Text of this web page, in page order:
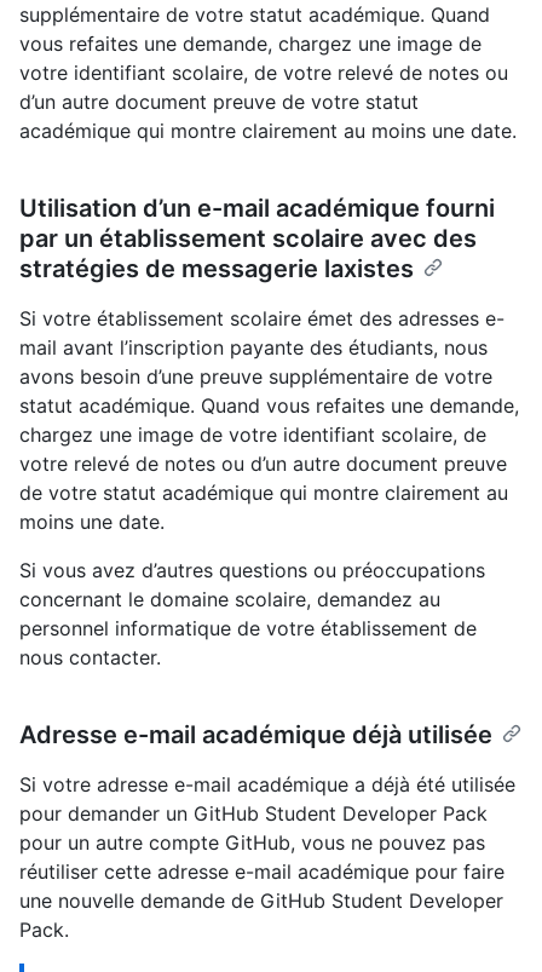
supplémentaire de votre statut académique. Quand
vous refaites une demande, chargez une image de
votre identifiant scolaire, de votre relevé de notes ou
d’un autre document preuve de votre statut
académique qui montre clairement au moins une date.
Utilisation d’un e-mail académique fourni
par un établissement scolaire avec des
stratégies de messagerie laxistes
Si votre établissement scolaire émet des adresses e-
mail avant l’inscription payante des étudiants, nous
avons besoin d’une preuve supplémentaire de votre
statut académique. Quand vous refaites une demande,
chargez une image de votre identifiant scolaire, de
votre relevé de notes ou d’un autre document preuve
de votre statut académique qui montre clairement au
moins une date.
Si vous avez d’autres questions ou préoccupations
concernant le domaine scolaire, demandez au
personnel informatique de votre établissement de
nous contacter.
Adresse e-mail académique déjà utilisée
Si votre adresse e-mail académique a déjà été utilisée
pour demander un GitHub Student Developer Pack
pour un autre compte GitHub, vous ne pouvez pas
réutiliser cette adresse e-mail académique pour faire
une nouvelle demande de GitHub Student Developer
Pack.